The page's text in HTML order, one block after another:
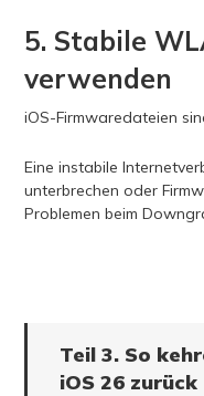
5. Stabile
verwenden
iOS-Firmwaredateien
Eine instabile
unterbrechen oder
Problemen beim
Teil 3. So
iOS 26 zurück